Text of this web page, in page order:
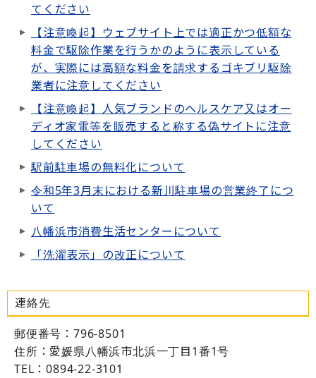
てください
【注意喚起】ウェブサイト上では適正かつ低額な
料金で駆除作業を行うかのように表示している
が、実際には高額な料金を請求するゴキブリ駆除
業者に注意してください
【注意喚起】人気ブランドのヘルスケア又はオー
ディオ家電等を販売すると称する偽サイトに注意
してください
駅前駐車場の無料化について
令和5年3月末における新川駐車場の営業終了につ
いて
八幡浜市消費生活センターについて
「洗濯表示」の改正について
連絡先
郵便番号：796-8501
住所：愛媛県八幡浜市北浜一丁目1番1号
TEL：0894-22-3101